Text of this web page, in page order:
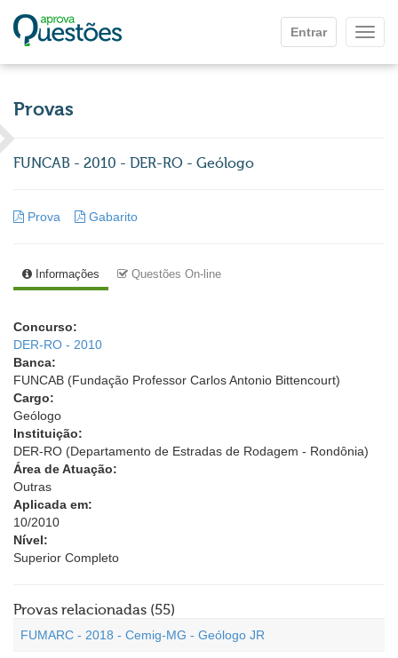
Entrar
Provas
FUNCAB - 2010 - DER-RO - Geólogo
Prova Gabarito
Informações Questões On-line
Concurso:
DER-RO - 2010
Banca:
FUNCAB (Fundação Professor Carlos Antonio Bittencourt)
Cargo:
Geólogo
Instituição:
DER-RO (Departamento de Estradas de Rodagem - Rondônia)
Área de Atuação:
Outras
Aplicada em:
10/2010
Nível:
Superior Completo
Provas relacionadas (55)
FUMARC - 2018 - Cemig-MG - Geólogo JR